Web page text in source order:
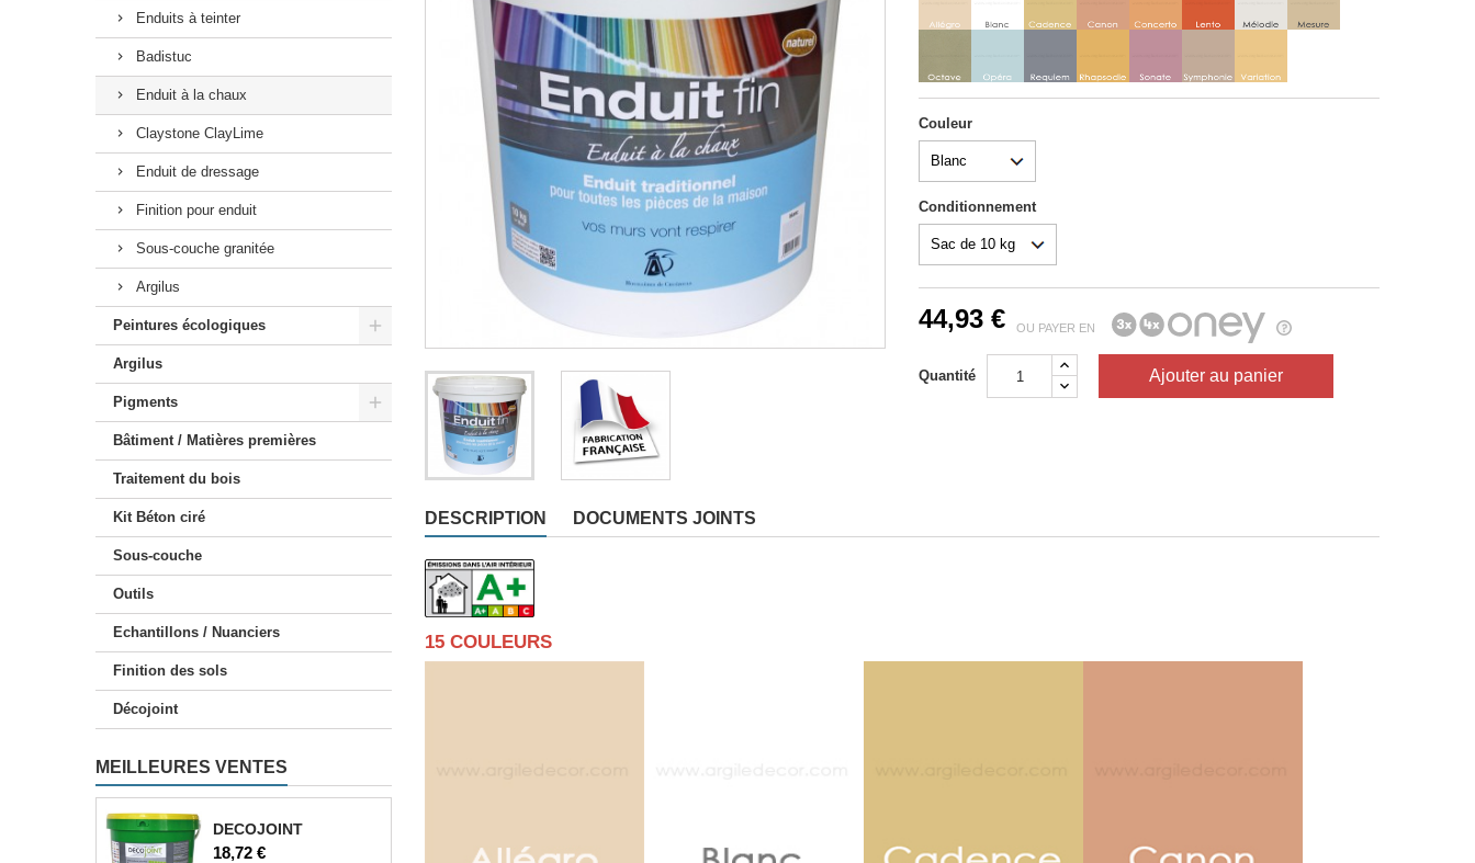
Mini Kit Claystone sols / plans de
Mini Kit Claystone murs
Kit Claystone murs
Kit Claystone sols / plans de travail
Stucki
Enduit éco nature
Enduit Natura'liège
Enduits à teinter
Badistuc
Enduit à la chaux
Claystone ClayLime
Enduit de dressage
Finition pour enduit
Sous-couche granitée
Argilus
Peintures écologiques
Argilus
Pigments
Bâtiment / Matières premières
Traitement du bois
Kit Béton ciré
Sous-couche
Outils
Echantillons / Nuanciers
Finition des sols
Décojoint
MEILLEURES VENTES
DECOJOINT
Prix
18,72 €
Couleur
Conditionnement
44,93 € OU PAYER EN
Quantité Ajouter au panier
DESCRIPTION DOCUMENTS JOINTS
15 COULEURS